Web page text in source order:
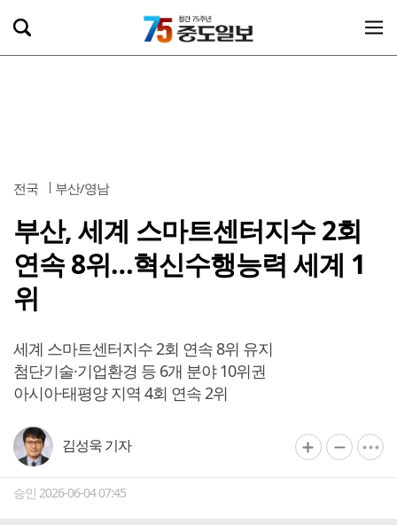
전국 부산/영남
부산, 세계 스마트센터지수 2회
연속 8위…혁신수행능력 세계 1
위
세계 스마트센터지수 2회 연속 8위 유지
첨단기술·기업환경 등 6개 분야 10위권
아시아·태평양 지역 4회 연속 2위
김성욱 기자
승인 2026-06-04 07:45